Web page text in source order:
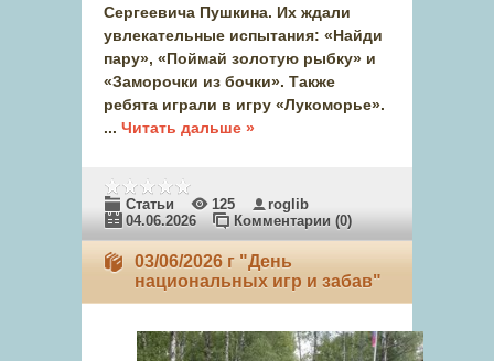
Сергеевича Пушкина. Их ждали
увлекательные испытания: «Найди
пару», «Поймай золотую рыбку» и
«Заморочки из бочки». Также
ребята играли в игру «Лукоморье».
... Читать дальше »
Статьи 125
roglib
04.06.2026
Комментарии (0)
03/06/2026 г "День
национальных игр и забав"